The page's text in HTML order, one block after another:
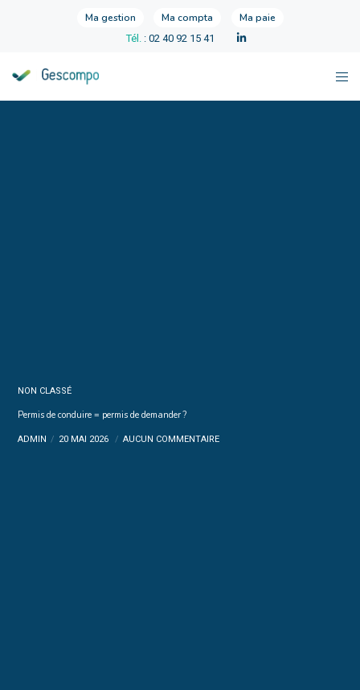
Ma gestion Ma compta Ma paie
Tél. : 02 40 92 15 41
NON CLASSÉ
Permis de conduire = permis de demander ?
ADMIN 20 MAI 2026 AUCUN COMMENTAIRE